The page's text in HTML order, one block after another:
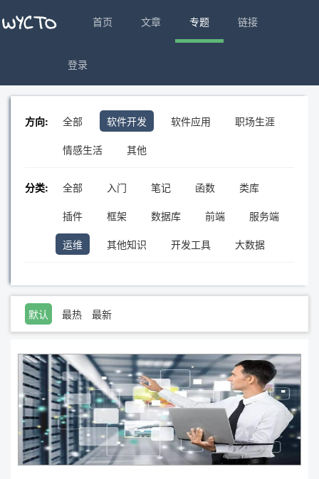
首页 文章 专题 链接
登录
方向: 全部 软件开发 软件应用
职场生涯
情感生活
其他
分类: 全部 入门 笔记 函数
类库
插件
框架 数据库 前端
服务端
运维
其他知识 开发工具 大数据
默认 最热 最新